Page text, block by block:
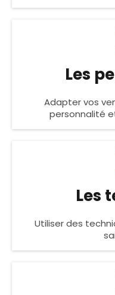
Les
Adapter vos
personnalité
Les
Utiliser des